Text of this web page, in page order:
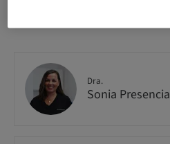
Dra.
Sonia Presencia